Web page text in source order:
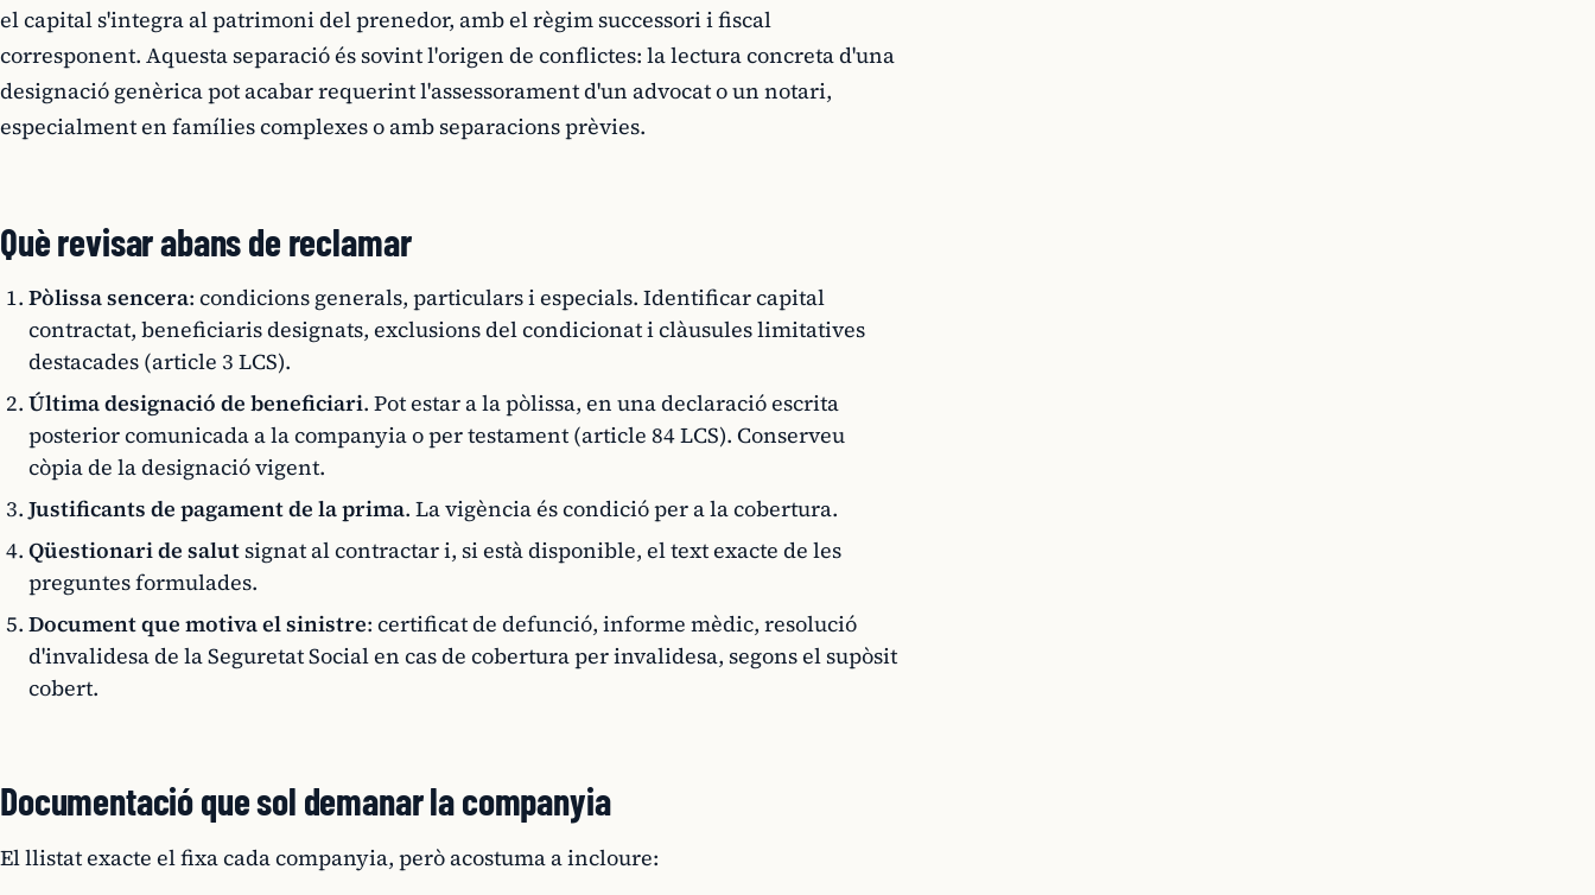
el capital s'integra al patrimoni del prenedor, amb el règim successori i fiscal
corresponent. Aquesta separació és sovint l'origen de conflictes: la lectura concreta d'una
designació genèrica pot acabar requerint l'assessorament d'un advocat o un notari,
especialment en famílies complexes o amb separacions prèvies.
Què revisar abans de reclamar
Pòlissa sencera: condicions generals, particulars i especials. Identificar capital
contractat, beneficiaris designats, exclusions del condicionat i clàusules limitatives
destacades (article 3 LCS).
Última designació de beneficiari. Pot estar a la pòlissa, en una declaració escrita
posterior comunicada a la companyia o per testament (article 84 LCS). Conserveu
còpia de la designació vigent.
Justificants de pagament de la prima. La vigència és condició per a la cobertura.
Qüestionari de salutsignat al contractar i, si està disponible, el text exacte de les
preguntes formulades.
Document que motiva el sinistre: certificat de defunció, informe mèdic, resolució
d'invalidesa de la Seguretat Social en cas de cobertura per invalidesa, segons el supòsit
cobert.
Documentació que sol demanar la companyia
El llistat exacte el fixa cada companyia, però acostuma a incloure: